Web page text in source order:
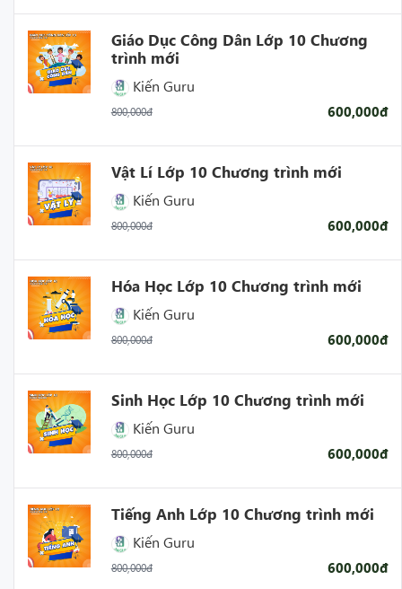
Giáo Dục Công Dân Lớp 10 Chương
trình mới
Kiến Guru
800,000đ 600,000đ
Vật Lí Lớp 10 Chương trình mới
Kiến Guru
800,000đ 600,000đ
Hóa Học Lớp 10 Chương trình mới
Kiến Guru
800,000đ 600,000đ
Sinh Học Lớp 10 Chương trình mới
Kiến Guru
800,000đ 600,000đ
Tiếng Anh Lớp 10 Chương trình mới
Kiến Guru
800,000đ 600,000đ